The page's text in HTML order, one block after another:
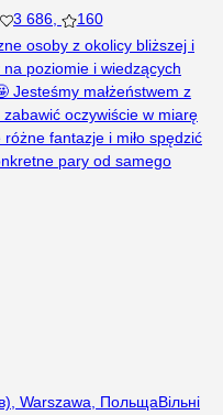
3 686
160
osoby z okolicy bliższej i
poziomie i wiedzących
Jesteśmy małżeństwem z
oczywiście w miarę
fantazje i miło spędzić
pary od samego
Warszawa, ПольщаВільні